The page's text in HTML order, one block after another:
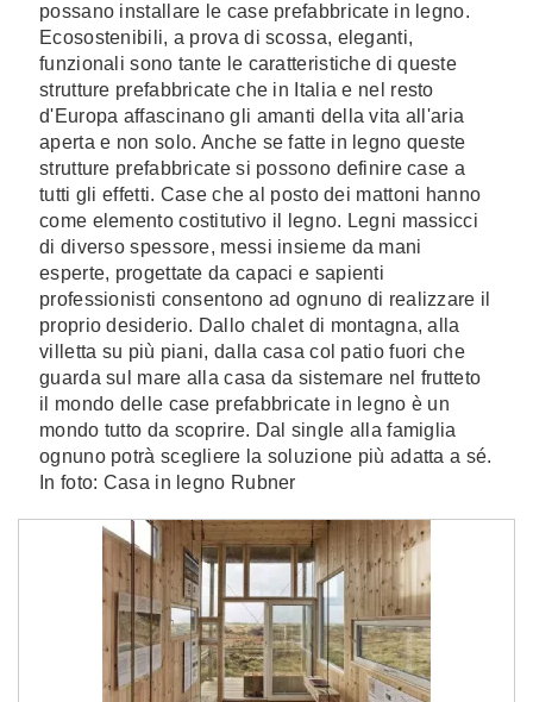
possano installare le case prefabbricate in legno.
Ecosostenibili, a prova di scossa, eleganti,
funzionali sono tante le caratteristiche di queste
strutture prefabbricate che in Italia e nel resto
d'Europa affascinano gli amanti della vita all'aria
aperta e non solo. Anche se fatte in legno queste
strutture prefabbricate si possono definire case a
tutti gli effetti. Case che al posto dei mattoni hanno
come elemento costitutivo il legno. Legni massicci
di diverso spessore, messi insieme da mani
esperte, progettate da capaci e sapienti
professionisti consentono ad ognuno di realizzare il
proprio desiderio. Dallo chalet di montagna, alla
villetta su più piani, dalla casa col patio fuori che
guarda sul mare alla casa da sistemare nel frutteto
il mondo delle case prefabbricate in legno è un
mondo tutto da scoprire. Dal single alla famiglia
ognuno potrà scegliere la soluzione più adatta a sé.
In foto: Casa in legno Rubner